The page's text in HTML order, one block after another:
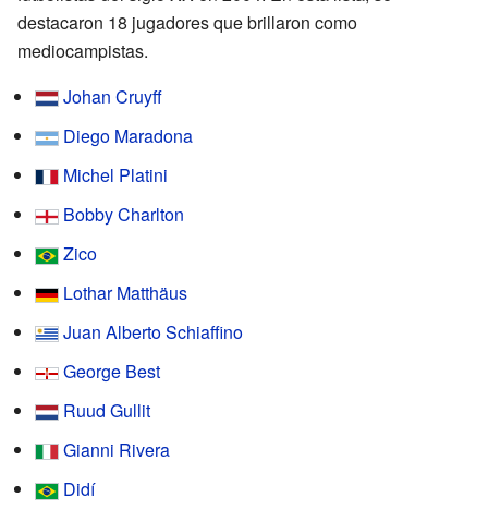
destacaron 18 jugadores que brillaron como
mediocampistas.
Johan Cruyff
Diego Maradona
Michel Platini
Bobby Charlton
Zico
Lothar Matthäus
Juan Alberto Schiaffino
George Best
Ruud Gullit
Gianni Rivera
Didí